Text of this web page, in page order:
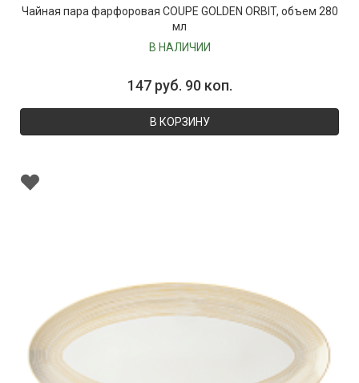
Чайная пара фарфоровая COUPE GOLDEN ORBIT, объем 280
мл
В НАЛИЧИИ
147 руб. 90 коп.
В КОРЗИНУ